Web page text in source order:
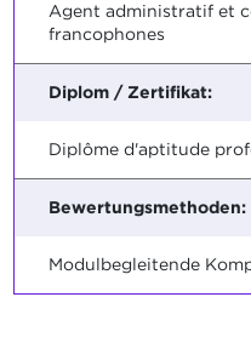
Agent administratif et
francophones
Diplom / Zertifikat:
Diplôme d'aptitude
Bewertungsmethoden:
Modulbegleitende